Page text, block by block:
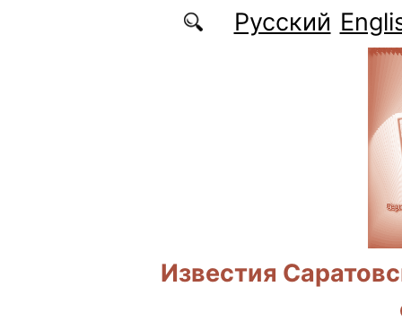
Перейти к основному содержаниюРусский
Известия